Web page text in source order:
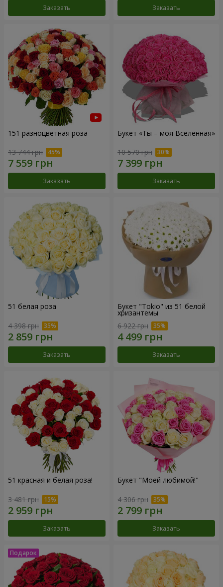
Заказать Заказать
151 разноцветная роза
13 744 грн
Заказать
Букет «Ты – моя Вселенная»
10 570 грн
Заказать
51 белая роза
4 398 грн
Заказать
Букет "Tokio" из 51 белой
хризантемы
6 922 грн
Заказать
51 красная и белая роза!
3 481 грн
Заказать
Букет "Моей любимой!"
4 306 грн
Заказать